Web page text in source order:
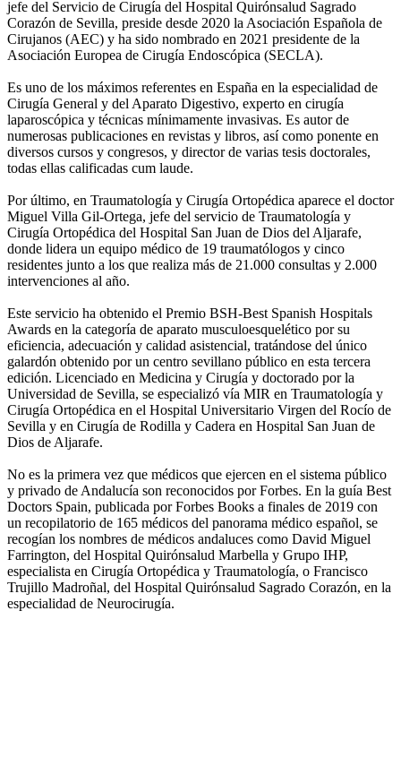
jefe del Servicio de Cirugía del Hospital Quirónsalud Sagrado
Corazón de Sevilla, preside desde 2020 la Asociación Española de
Cirujanos (AEC) y ha sido nombrado en 2021 presidente de la
Asociación Europea de Cirugía Endoscópica (SECLA).
Es uno de los máximos referentes en España en la especialidad de
Cirugía General y del Aparato Digestivo, experto en cirugía
laparoscópica y técnicas mínimamente invasivas. Es autor de
numerosas publicaciones en revistas y libros, así como ponente en
diversos cursos y congresos, y director de varias tesis doctorales,
todas ellas calificadas cum laude.
Por último, en Traumatología y Cirugía Ortopédica aparece el doctor
Miguel Villa Gil-Ortega, jefe del servicio de Traumatología y
Cirugía Ortopédica del Hospital San Juan de Dios del Aljarafe,
donde lidera un equipo médico de 19 traumatólogos y cinco
residentes junto a los que realiza más de 21.000 consultas y 2.000
intervenciones al año.
Este servicio ha obtenido el Premio BSH-Best Spanish Hospitals
Awards en la categoría de aparato musculoesquelético por su
eficiencia, adecuación y calidad asistencial, tratándose del único
galardón obtenido por un centro sevillano público en esta tercera
edición. Licenciado en Medicina y Cirugía y doctorado por la
Universidad de Sevilla, se especializó vía MIR en Traumatología y
Cirugía Ortopédica en el Hospital Universitario Virgen del Rocío de
Sevilla y en Cirugía de Rodilla y Cadera en Hospital San Juan de
Dios de Aljarafe.
No es la primera vez que médicos que ejercen en el sistema público
y privado de Andalucía son reconocidos por Forbes. En la guía Best
Doctors Spain, publicada por Forbes Books a finales de 2019 con
un recopilatorio de 165 médicos del panorama médico español, se
recogían los nombres de médicos andaluces como David Miguel
Farrington, del Hospital Quirónsalud Marbella y Grupo IHP,
especialista en Cirugía Ortopédica y Traumatología, o Francisco
Trujillo Madroñal, del Hospital Quirónsalud Sagrado Corazón, en la
especialidad de Neurocirugía.